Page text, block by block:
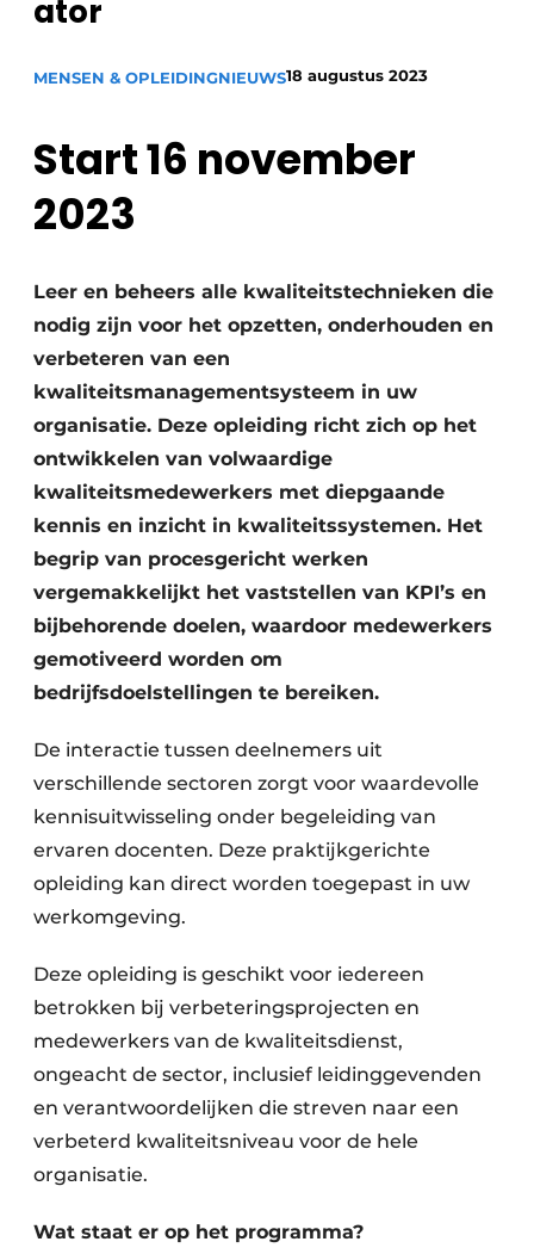
Privacy / Cookie statement
Vacature aanmelden
Video’s
ator
MENSEN & OPLEIDINGNIEUWS18 augustus 2023
Start 16 november
2023
Leer en beheers alle kwaliteitstechnieken die
nodig zijn voor het opzetten, onderhouden en
verbeteren van een
kwaliteitsmanagementsysteem in uw
organisatie. Deze opleiding richt zich op het
ontwikkelen van volwaardige
kwaliteitsmedewerkers met diepgaande
kennis en inzicht in kwaliteitssystemen. Het
begrip van procesgericht werken
vergemakkelijkt het vaststellen van KPI’s en
bijbehorende doelen, waardoor medewerkers
gemotiveerd worden om
bedrijfsdoelstellingen te bereiken.
De interactie tussen deelnemers uit
verschillende sectoren zorgt voor waardevolle
kennisuitwisseling onder begeleiding van
ervaren docenten. Deze praktijkgerichte
opleiding kan direct worden toegepast in uw
werkomgeving.
Deze opleiding is geschikt voor iedereen
betrokken bij verbeteringsprojecten en
medewerkers van de kwaliteitsdienst,
ongeacht de sector, inclusief leidinggevenden
en verantwoordelijken die streven naar een
verbeterd kwaliteitsniveau voor de hele
organisatie.
Wat staat er op het programma?